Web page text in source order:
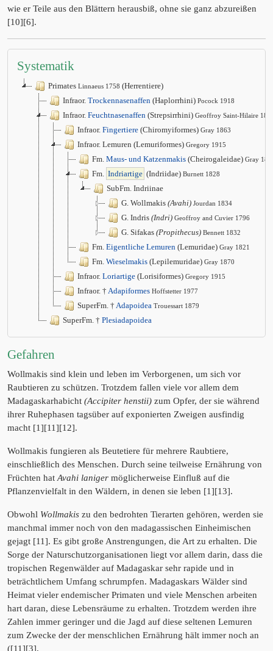
wie er Teile aus den Blättern herausbiß, ohne sie ganz abzureißen
[10][6].
Systematik
Primates Linnaeus 1758 (Herrentiere)
Infraor. Trockennasenaffen (Haplorrhini) Pocock 1918
Infraor. Feuchtnasenaffen (Strepsirrhini) Geoffroy Saint-Hilaire
Infraor. Fingertiere (Chiromyiformes) Gray 1863
Infraor. Lemuren (Lemuriformes) Gregory 1915
Fm. Maus- und Katzenmakis (Cheirogaleidae) Gray
Fm. Indriartige (Indriidae) Burnett 1828
SubFm. Indriinae
G. Wollmakis (Avahi) Jourdan 1834
G. Indris (Indri) Geoffroy and Cuvier 1796
G. Sifakas (Propithecus) Bennett 1832
Fm. Eigentliche Lemuren (Lemuridae) Gray 1821
Fm. Wieselmakis (Lepilemuridae) Gray 1870
Infraor. Loriartige (Lorisiformes) Gregory 1915
Infraor. † Adapiformes Hoffstetter 1977
SuperFm. † Adapoidea Trouessart 1879
SuperFm. † Plesiadapoidea
Gefahren
Wollmakis sind klein und leben im Verborgenen, um sich vor
Raubtieren zu schützen. Trotzdem fallen viele vor allem dem
Madagaskarhabicht (Accipiter henstii) zum Opfer, der sie während
ihrer Ruhephasen tagsüber auf exponierten Zweigen ausfindig
macht [1][11][12].
Wollmakis fungieren als Beutetiere für mehrere Raubtiere,
einschließlich des Menschen. Durch seine teilweise Ernährung von
Früchten hat Avahi laniger möglicherweise Einfluß auf die
Pflanzenvielfalt in den Wäldern, in denen sie leben [1][13].
Obwohl Wollmakis zu den bedrohten Tierarten gehören, werden sie
manchmal immer noch von den madagassischen Einheimischen
gejagt [11]. Es gibt große Anstrengungen, die Art zu erhalten. Die
Sorge der Naturschutzorganisationen liegt vor allem darin, dass die
tropischen Regenwälder auf Madagaskar sehr rapide und in
beträchtlichem Umfang schrumpfen. Madagaskars Wälder sind
Heimat vieler endemischer Primaten und viele Menschen arbeiten
hart daran, diese Lebensräume zu erhalten. Trotzdem werden ihre
Zahlen immer geringer und die Jagd auf diese seltenen Lemuren
zum Zwecke der der menschlichen Ernährung hält immer noch an
([11][3].